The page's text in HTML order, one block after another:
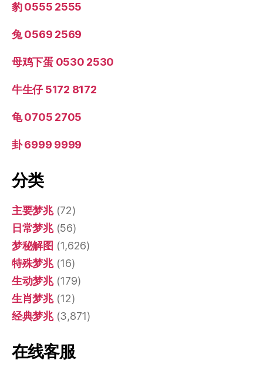
豹 0555 2555
兔 0569 2569
母鸡下蛋 0530 2530
牛生仔 5172 8172
龟 0705 2705
卦 6999 9999
分类
主要梦兆(72)
日常梦兆(56)
梦秘解图 (1,626)
特殊梦兆(16)
生动梦兆(179)
生肖梦兆(12)
经典梦兆(3,871)
在线客服